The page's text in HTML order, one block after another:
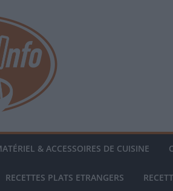
& ACCESSOIRES DE CUISINE
RECETTES PLATS ETRANGERS